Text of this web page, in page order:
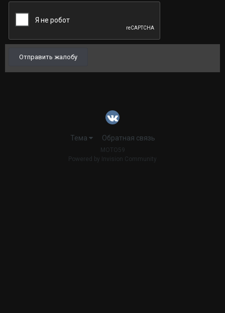
Отправить жалобу
Тема Обратная связь
MOTO59
Powered by Invision Community